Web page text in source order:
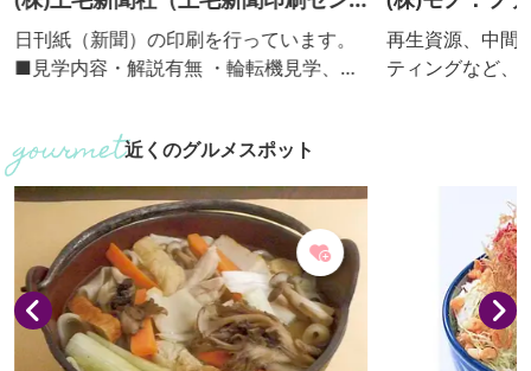
ター）
日刊紙（新聞）の印刷を行っています。
■見学内容・解説有無 ・輪転機見学、解
人。群馬県内の団体・グループに限
る。）
再生資源、中間
ティングなど、
例目の「体験
の機会の場」
サイクル率約
約1時間で御案
近くのグルメスポット